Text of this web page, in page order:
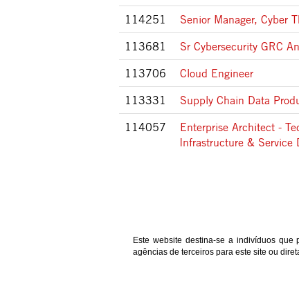
114251
Senior Manager, Cyber
113681
Sr Cybersecurity GRC
113706
Cloud Engineer
113331
Supply Chain Data
114057
Enterprise Architect -
Infrastructure & Service
Este website destina-se a indivíduos
agências de terceiros para este site ou